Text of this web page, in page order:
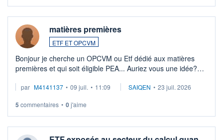
matières premières
ETF ET OPCVM
Bonjour je cherche un OPCVM ou Etf dédié aux matières
premières et qui soit éligible PEA... Auriez vous une idée?
par M4141137 • 09 juil. • 11:09 SAIQEN • 23 juil. 2026
5 commentaires • 0j'aime